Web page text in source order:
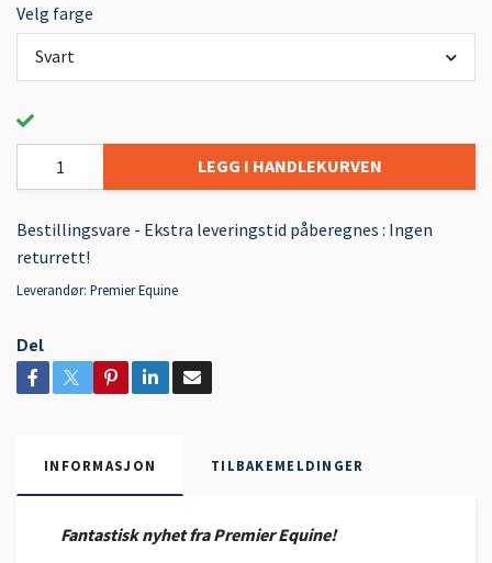
Velg farge
Svart
LEGG I HANDLEKURVEN
Bestillingsvare - Ekstra leveringstid påberegnes : Ingen
returrett!
Leverandør: Premier Equine
Del
INFORMASJON TILBAKEMELDINGER
Fantastisk nyhet fra Premier Equine!